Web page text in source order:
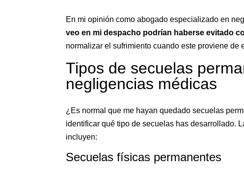
En mi opinión como abogado especializado en
veo en mi despacho podrían haberse evitado
normalizar el sufrimiento cuando este proviene de
Tipos de secuelas
negligencias médicas
¿Es normal que me hayan quedado secuelas
identificar qué tipo de secuelas has desarrollado.
incluyen:
Secuelas físicas permanentes